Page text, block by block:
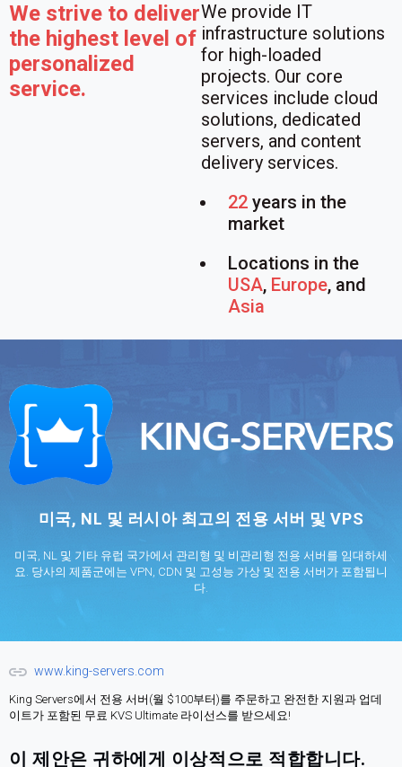
We strive to deliver
the highest level of
personalized
service.
We provide IT
infrastructure solutions
for high-loaded
projects. Our core
services include cloud
solutions, dedicated
servers, and content
delivery services.
22 years in the
market
Locations in the
USA, Europe, and
Asia
미국, NL 및 러시아 최고의 전용 서버 및 VPS
미국, NL 및 기타 유럽 국가에서 관리형 및 비관리형 전용 서버를 임대하세
요. 당사의 제품군에는 VPN, CDN 및 고성능 가상 및 전용 서버가 포함됩니
다.
www.king-servers.com
King Servers에서 전용 서버(월 $100부터)를 주문하고 완전한 지원과 업데
이트가 포함된 무료 KVS Ultimate 라이선스를 받으세요!
이 제안은 귀하에게 이상적으로 적합합니다.